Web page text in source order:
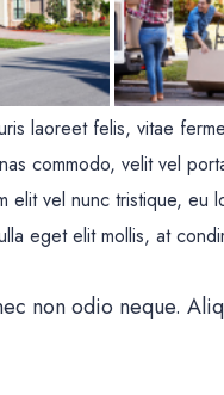
laoreet felis, vitae
commodo, velit vel
vel nunc tristique, eu
eget elit mollis, at
non odio neque.